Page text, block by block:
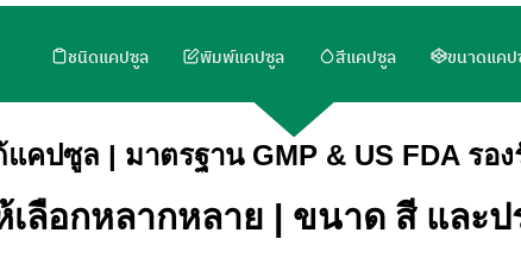
ชนิดแคปซูล พิมพ์แคปซูล สีแคปซูล ขนาดแคป
คปซูล | มาตรฐาน GMP & US FDA ร
เลือกหลากหลาย | ขนาด สี และป